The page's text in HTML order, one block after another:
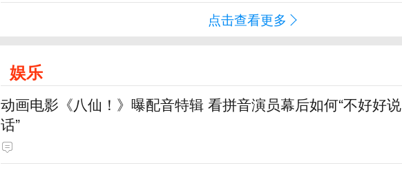
点击查看更多
娱乐
动画电影《八仙！》曝配音特辑 看拼音演员幕后如何“不好好说
话”